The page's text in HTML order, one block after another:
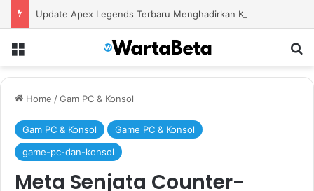
Home /Gam PC & Konsol
Gam PC & Konsol
Game PC & Konsol
game-pc-dan-konsol
Meta Senjata Counter-